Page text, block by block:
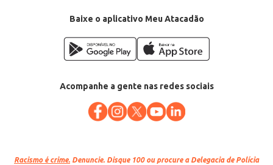
Baixe o aplicativo Meu Atacadão
Acompanhe a gente nas redes sociais
Racismo é crime. Denuncie. Disque 100 ou procure a Delegacia de Polícia